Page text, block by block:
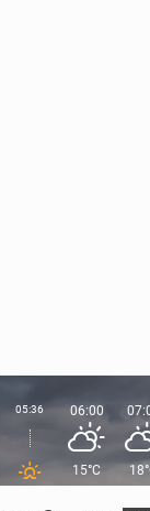
05:36 06:00
15°C